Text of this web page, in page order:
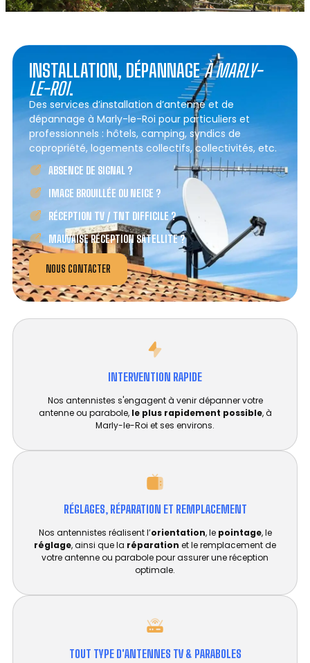
INSTALLATION, DÉPANNAGEÀ MARLY-
LE-ROI.
Des services d’installation d’antenne et de
dépannage à Marly-le-Roi pour particuliers et
professionnels : hôtels, camping, syndics de
copropriété, logements collectifs, collectivités, etc.
ABSENCE DE SIGNAL ?
IMAGE BROUILLÉE OU NEIGE ?
RÉCEPTION TV / TNT DIFFICILE ?
MAUVAISE RÉCEPTION SATELLITE ?
NOUS CONTACTER
INTERVENTION RAPIDE
Nos antennistes s'engagent à venir dépanner votre
antenne ou parabole, le plus rapidement possible, à
Marly-le-Roi et ses environs.
RÉGLAGES, RÉPARATION ET REMPLACEMENT​
Nos antennistes réalisent l’orientation, le pointage, le
réglage, ainsi que la réparation et le remplacement de
votre antenne ou parabole pour assurer une réception
optimale.
TOUT TYPE D'ANTENNES TV & PARABOLES